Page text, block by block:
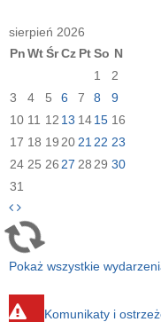
sierpień 2026
PnWtŚrCz PtSo N
1
2
3
4 5 6 7 8
9
10 11 12 13 1415 16
17 18 19 20 21 22 23
24 25 26 27 28 29 30
31
Pokaż wszystkie
Komunikaty i